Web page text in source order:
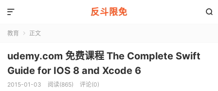
反斗限免 

教育  正文
udemy.com 免费课程 The Complete Swift
Guide for IOS 8 and Xcode 6
2015-01-03 阅读(865) 评论(0)